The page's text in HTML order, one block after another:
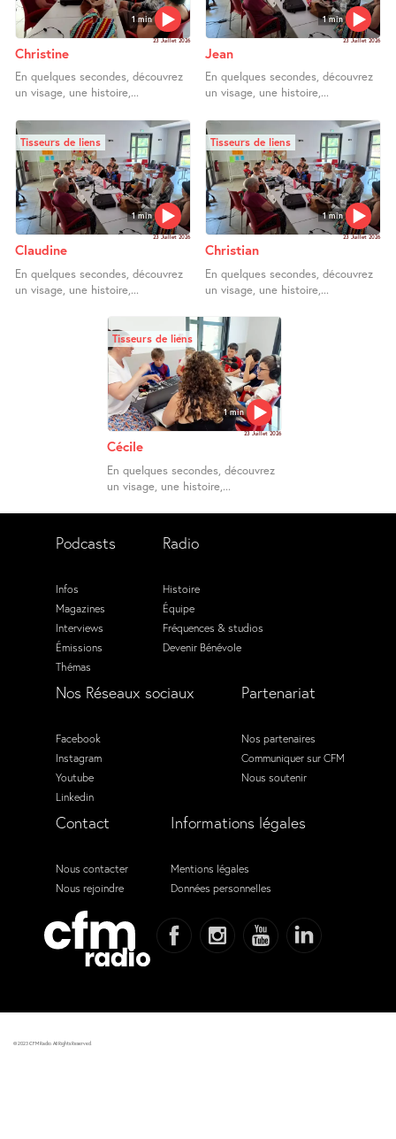
1 min
23 Juillet 2026
Christine
En quelques secondes, découvrez
un visage, une histoire,...
1 min
23 Juillet 2026
Jean
En quelques secondes, découvrez
un visage, une histoire,...
1 min
Tisseurs de liens
23 Juillet 2026
Claudine
En quelques secondes, découvrez
un visage, une histoire,...
1 min
Tisseurs de liens
23 Juillet 2026
Christian
En quelques secondes, découvrez
un visage, une histoire,...
1 min
Tisseurs de liens
23 Juillet 2026
Cécile
En quelques secondes, découvrez
un visage, une histoire,...
Podcasts
Infos
Magazines
Interviews
Émissions
Thémas
Radio
Histoire
Équipe
Fréquences & studios
Devenir Bénévole
Nos Réseaux sociaux
Facebook
Instagram
Youtube
Linkedin
Partenariat
Nos partenaires
Communiquer sur CFM
Nous soutenir
Contact
Nous contacter
Nous rejoindre
Informations légales
Mentions légales
Données personnelles
© 2023 CFM Radio. All Rights Reserved.